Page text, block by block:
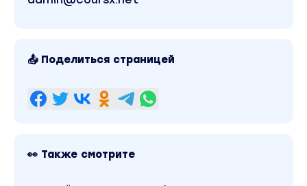
Качество, работа с контентом и
значения, оптимизация.
📤 Поделиться страницей
👀 Также смотрите